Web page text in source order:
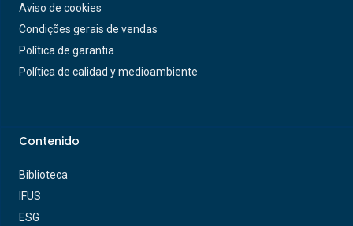
Aviso de cookies
Condições gerais de vendas
Política de garantia
Política de calidad y medioambiente
Contenido
Biblioteca
IFUS
ESG